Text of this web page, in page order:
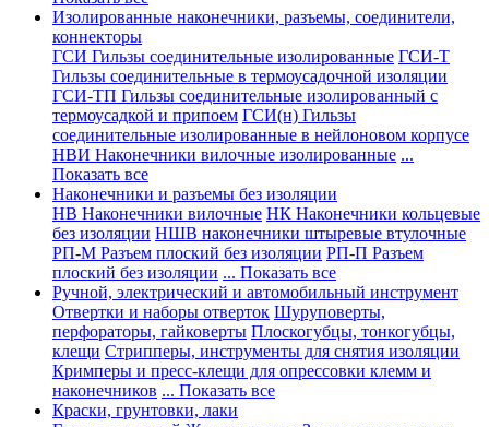
Изолированные наконечники, разъемы, соединители,
коннекторы
ГСИ Гильзы соединительные изолированные ГСИ-Т
Гильзы соединительные в термоусадочной изоляции
ГСИ-ТП Гильзы соединительные изолированный с
термоусадкой и припоем ГСИ(н) Гильзы
соединительные изолированные в нейлоновом корпусе
НВИ Наконечники вилочные изолированные ...
Показать все
Наконечники и разъемы без изоляции
НВ Наконечники вилочные НК Наконечники кольцевые
без изоляции НШВ наконечники штыревые втулочные
РП-М Разъем плоский без изоляции РП-П Разъем
плоский без изоляции ... Показать все
Ручной, электрический и автомобильный инструмент
Отвертки и наборы отверток Шуруповерты,
перфораторы, гайковерты Плоскогубцы, тонкогубцы,
клещи Стрипперы, инструменты для снятия изоляции
Кримперы и пресс-клещи для опрессовки клемм и
наконечников ... Показать все
Краски, грунтовки, лаки